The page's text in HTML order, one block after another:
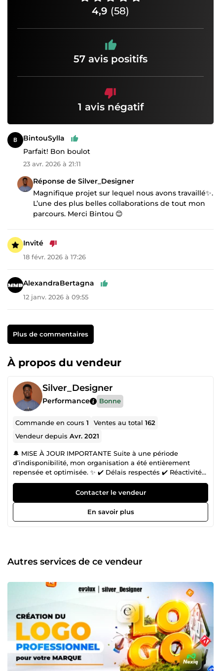
4,9 (58)
57 avis positifs
1 avis négatif
BintouSylla
Parfait! Bon boulot
23 avr. 2026 à 21:11
Réponse de Silver_Designer
Magnifique projet sur lequel nous avons travaillé✨.
L’une des plus belles collaborations de tout mon
parcours. Merci Bintou 😊
Invité
18 févr. 2026 à 17:26
AlexandraBertagna
12 janv. 2026 à 09:55
Plus de commentaires
À propos du vendeur
Silver_Designer
Performance Bonne
Commande en cours1 Ventes au total162
Vendeur depuisAvr. 2021
🔔 MISE À JOUR IMPORTANTE Suite à une période
d’indisponibilité, mon organisation a été entièrement
repensée et optimisée. ✨ ✔️ Délais respectés ✔️ Réactivité
renforcée ✔️ Processus plus fluide ✔️ Qualité toujours
premium Je suis pleinement opérationnel et prêt à livrer
dans les meilleures conditions 👌. 👋 Bonjour et bienvenue
sur mon profil ! Je suis Paolos, alias Silver, votre Expert en
Design Graphique. 🚀 Si vous êtes ici, c'est probablement
outils de marketing efficaces. 🔸 Vous avez peut-être
rencontré des difficultés à trouver des professionnels
votre conception graphique et votre marketing en ligne. 🔸
Vous cherchez à vous démarquer dans le monde
numérique concurrentiel en créant des contenus
innovants et de qualité, mais cela peut être un défi. 🔸
Vous avez besoin de solutions complètes et de qualité
pour votre identité de marque et vos supports de
communication. Si vous avez rencontré l'un de ces
problèmes, vous avez enfin trouvé la solution. J'ai consacré
ma carrière à résoudre ces défis pour vous, et voici
Contacter le vendeur
En savoir plus
Autres services de ce vendeur